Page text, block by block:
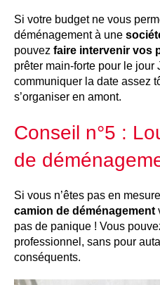
Si votre budget ne vous
déménagement à une
pouvez faire intervenir vos
prêter main-forte pour le jour
communiquer la date assez
s’organiser en amont.
Conseil n°5 :
de
Si vous n’êtes pas en
camion de déménagement
pas de panique ! Vous
professionnel, sans pour
conséquents.